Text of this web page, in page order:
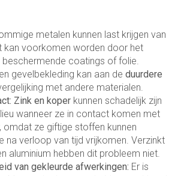
metalen kunnen last krijgen van
kan voorkomen worden door het
beschermende coatings of folie.
gevelbekleding kan aan de duurdere
met andere materialen.
Zink en koper kunnen schadelijk zijn
wanneer ze in contact komen met
omdat ze giftige stoffen kunnen
na verloop van tijd vrijkomen. Verzinkt
aluminium hebben dit probleem niet.
van gekleurde afwerkingen: Er is